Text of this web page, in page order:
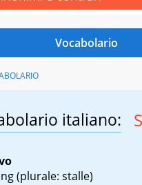
italiano:
(plurale: stalle)